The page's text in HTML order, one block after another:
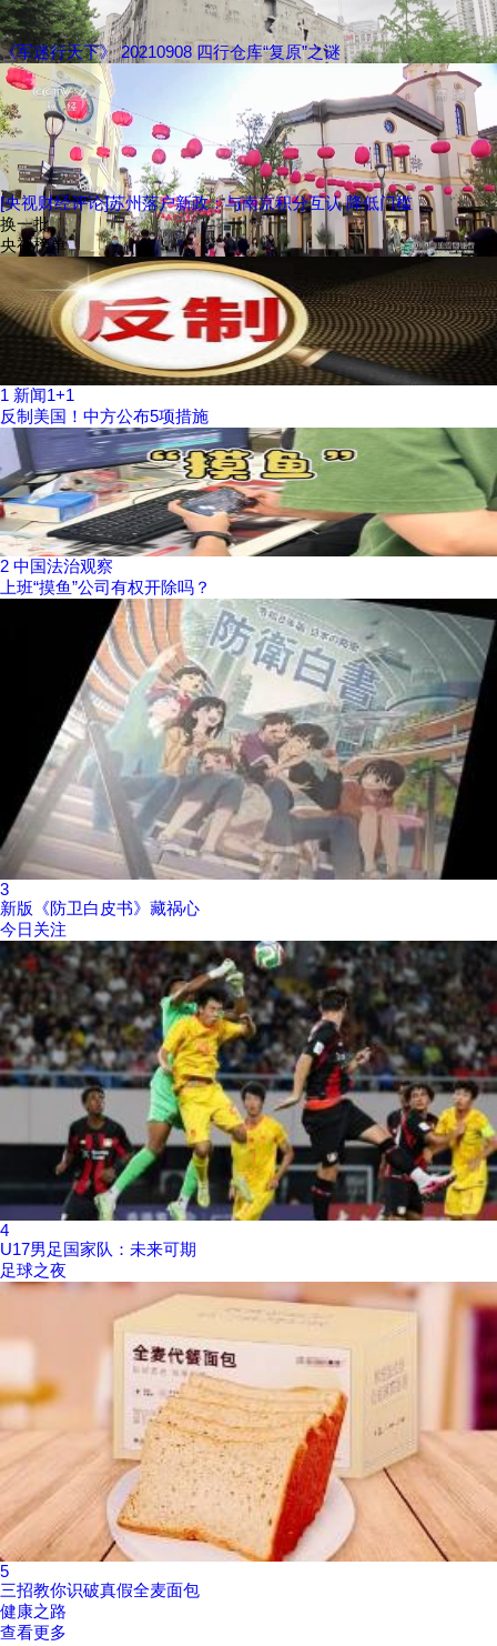
《军迷行天下》 20210908 四行仓库“复原”之谜
[央视财经评论]苏州落户新政：与南京积分互认 降低门槛
换一批
央视榜单
1 新闻1+1
反制美国！中方公布5项措施
2 中国法治观察
上班“摸鱼”公司有权开除吗？
3
新版《防卫白皮书》藏祸心
今日关注
4
U17男足国家队：未来可期
足球之夜
5
三招教你识破真假全麦面包
健康之路
查看更多